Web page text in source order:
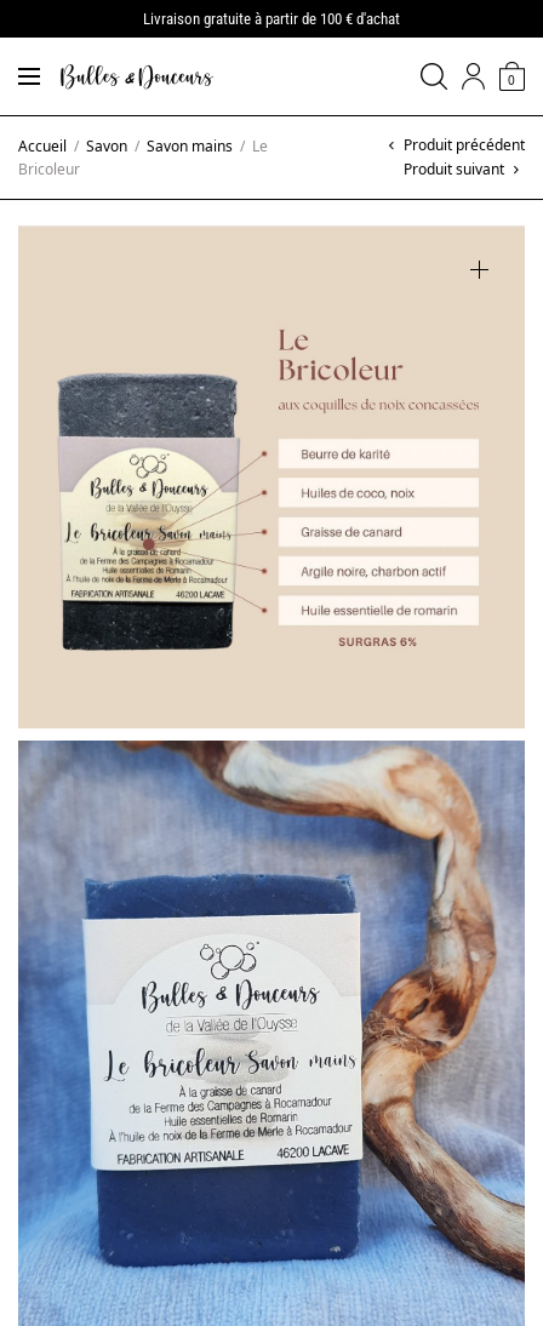
Livraison gratuite à partir de 100 € d'achat
0
Accueil / Savon / Savon mains / Le
Bricoleur
Produit précédent
Produit suivant